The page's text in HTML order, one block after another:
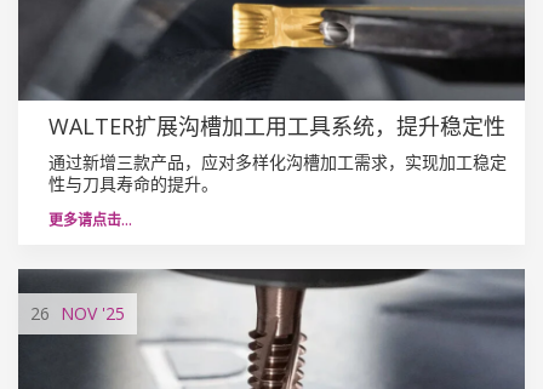
WALTER扩展沟槽加工用工具系统，提升稳定性
通过新增三款产品，应对多样化沟槽加工需求，实现加工稳定
性与刀具寿命的提升。
更多请点击…
26 NOV'25